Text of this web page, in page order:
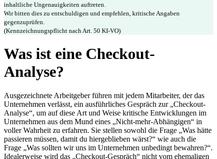
inhaltliche Ungenauigkeiten auftreten.
Wir bitten dies zu entschuldigen und empfehlen, kritische Angaben
gegenzuprüfen.
(Kennzeichnungspflicht nach Art. 50 KI-VO)
Was ist eine Checkout-
Analyse?
Ausgezeichnete Arbeitgeber führen mit jedem Mitarbeiter, der das
Unternehmen verlässt, ein ausführliches Gespräch zur „Checkout-
Analyse“, um auf diese Art und Weise kritische Entwicklungen im
Unternehmen aus dem Mund eines „Nicht-mehr-Abhängigen“ in
voller Wahrheit zu erfahren. Sie stellen sowohl die Frage „Was hätte
passieren müssen, damit du hiergeblieben wärst?“ wie auch die
Frage „Was sollten wir uns im Unternehmen unbedingt bewahren?“.
Idealerweise wird das „Checkout-Gespräch“ nicht vom ehemaligen